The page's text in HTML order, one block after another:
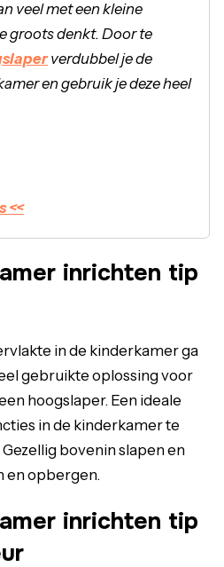
veel met een kleine
groots denkt. Door te
verdubbel je de
en gebruik je deze heel
<<
inrichten tip
in de kinderkamer ga
gebruikte oplossing voor
hoogslaper. Een ideale
in de kinderkamer te
bovenin slapen en
en opbergen.
inrichten tip